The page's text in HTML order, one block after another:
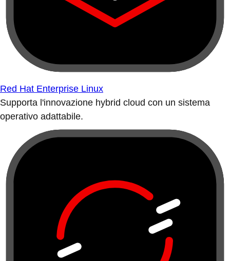
Red Hat Enterprise Linux
Supporta l'innovazione hybrid cloud con un sistema
operativo adattabile.